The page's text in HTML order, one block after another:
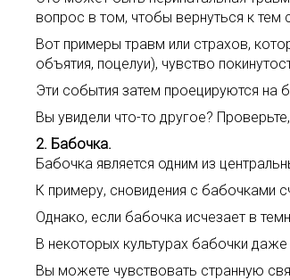
вопрос в том, чтобы вернуться к тем
Вот примеры травм или страхов,
объятия, поцелуи), чувство
Эти события затем проецируются на
Вы увидели что-то другое?
2. Бабочка.
Бабочка является одним из
К примеру, сновидения с бабочками
Однако, если бабочка исчезает в
В некоторых культурах бабочки
Вы можете чувствовать странную